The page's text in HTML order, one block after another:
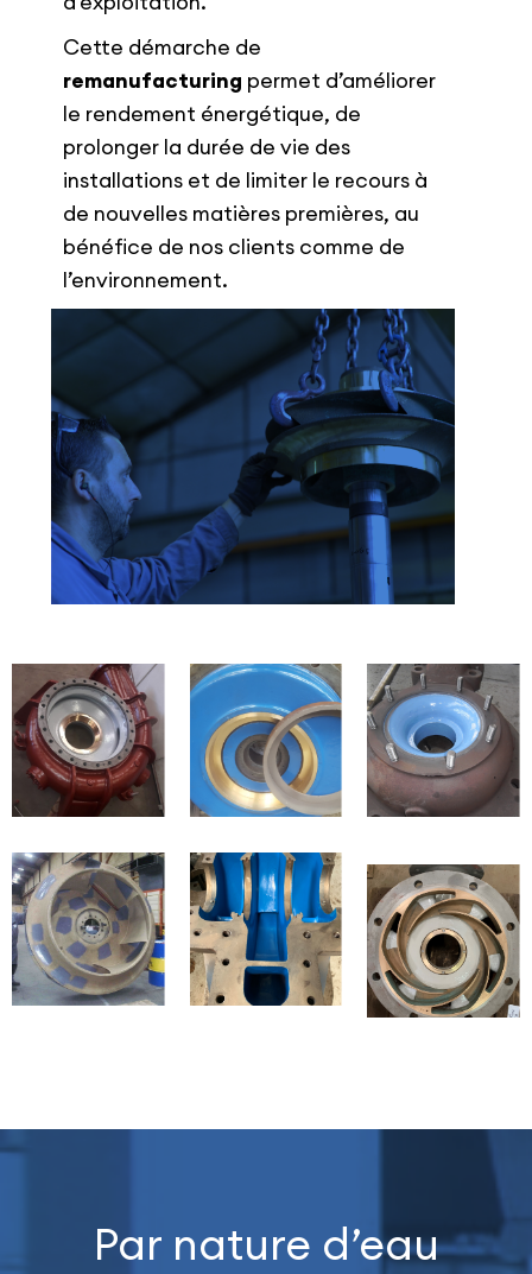
Cette démarche de
remanufacturing permet d’améliorer
le rendement énergétique, de
prolonger la durée de vie des
installations et de limiter le recours à
de nouvelles matières premières, au
bénéfice de nos clients comme de
l’environnement.
Par nature d’eau